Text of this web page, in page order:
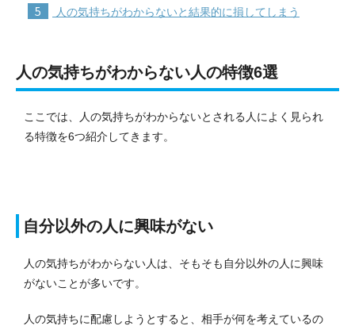
5 人の気持ちがわからないと結果的に損してしまう
人の気持ちがわからない人の特徴6選
ここでは、人の気持ちがわからないとされる人によく見られ
る特徴を6つ紹介してきます。
自分以外の人に興味がない
人の気持ちがわからない人は、そもそも自分以外の人に興味
がないことが多いです。
人の気持ちに配慮しようとすると、相手が何を考えているの